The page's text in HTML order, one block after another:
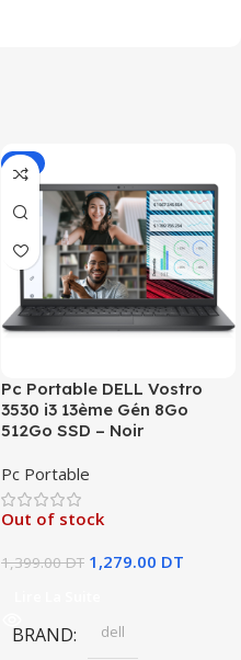
-9%
Pc Portable DELL Vostro
3530 i3 13ème Gén 8Go
512Go SSD – Noir
Pc Portable
Out of stock
1,399.00DT 1,279.00 DT
BRAND dell